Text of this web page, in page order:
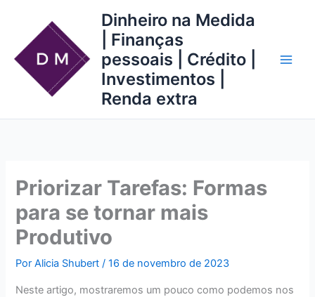
conteúdo
Dinheiro na Medida
| Finanças
pessoais | Crédito |
Investimentos |
Renda extra
Priorizar Tarefas: Formas
para se tornar mais
Produtivo
PorAlicia Shubert/16 de novembro de 2023
Neste artigo, mostraremos um pouco como podemos nos